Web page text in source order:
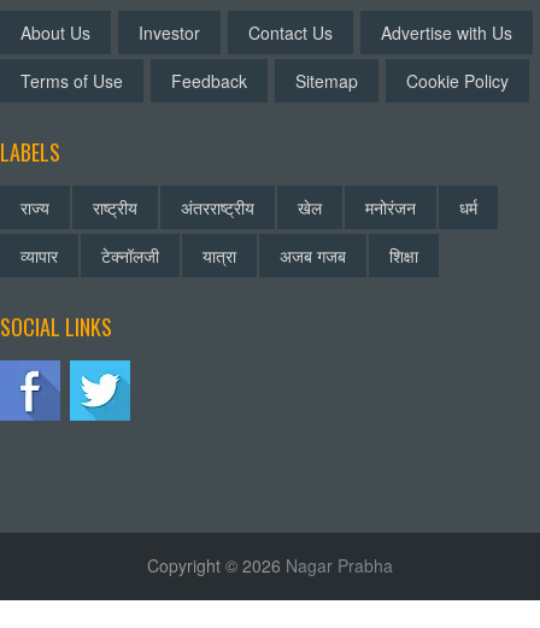
About Us Investor Contact Us
Advertise with Us
Terms of Use
Feedback Sitemap Cookie Policy
LABELS
राज्य राष्ट्रीय अंतरराष्ट्रीय खेल मनोरंजन
धर्म
व्यापार
टेक्नॉलजी यात्रा अजब गजब शिक्षा
SOCIAL LINKS
Copyright © 2026 Nagar Prabha